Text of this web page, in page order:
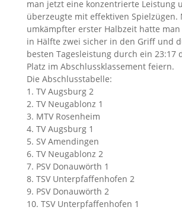
man jetzt eine konzentrierte Leistung
überzeugte mit effektiven Spielzügen.
umkämpfter erster Halbzeit hatte man
in Hälfte zwei sicher in den Griff und
besten Tagesleistung durch ein 23:17
Platz im Abschlussklassement feiern.
Die Abschlusstabelle:
1. TV Augsburg 2
2. TV Neugablonz 1
3. MTV Rosenheim
4. TV Augsburg 1
5. SV Amendingen
6. TV Neugablonz 2
7. PSV Donauwörth 1
8. TSV Unterpfaffenhofen 2
9. PSV Donauwörth 2
10. TSV Unterpfaffenhofen 1